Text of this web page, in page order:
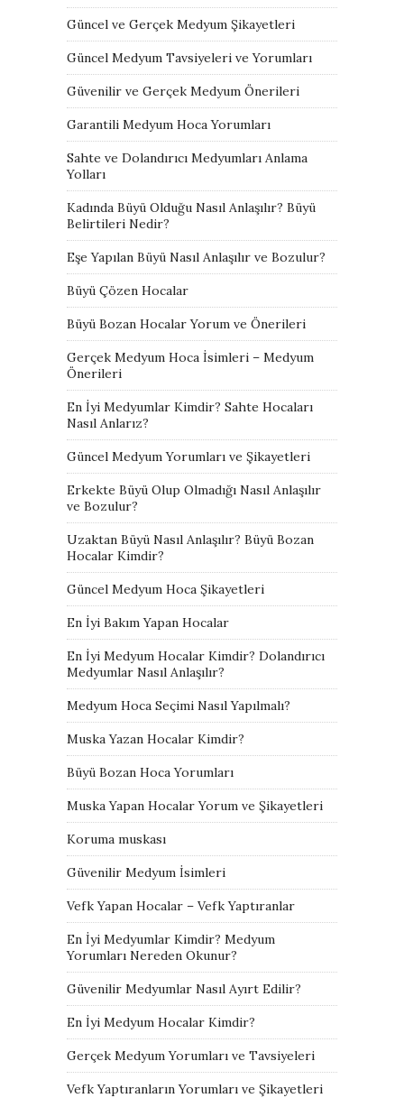
Güncel ve Gerçek Medyum Şikayetleri
Güncel Medyum Tavsiyeleri ve Yorumları
Güvenilir ve Gerçek Medyum Önerileri
Garantili Medyum Hoca Yorumları
Sahte ve Dolandırıcı Medyumları Anlama
Yolları
Kadında Büyü Olduğu Nasıl Anlaşılır? Büyü
Belirtileri Nedir?
Eşe Yapılan Büyü Nasıl Anlaşılır ve Bozulur?
Büyü Çözen Hocalar
Büyü Bozan Hocalar Yorum ve Önerileri
Gerçek Medyum Hoca İsimleri – Medyum
Önerileri
En İyi Medyumlar Kimdir? Sahte Hocaları
Nasıl Anlarız?
Güncel Medyum Yorumları ve Şikayetleri
Erkekte Büyü Olup Olmadığı Nasıl Anlaşılır
ve Bozulur?
Uzaktan Büyü Nasıl Anlaşılır? Büyü Bozan
Hocalar Kimdir?
Güncel Medyum Hoca Şikayetleri
En İyi Bakım Yapan Hocalar
En İyi Medyum Hocalar Kimdir? Dolandırıcı
Medyumlar Nasıl Anlaşılır?
Medyum Hoca Seçimi Nasıl Yapılmalı?
Muska Yazan Hocalar Kimdir?
Büyü Bozan Hoca Yorumları
Muska Yapan Hocalar Yorum ve Şikayetleri
Koruma muskası
Güvenilir Medyum İsimleri
Vefk Yapan Hocalar – Vefk Yaptıranlar
En İyi Medyumlar Kimdir? Medyum
Yorumları Nereden Okunur?
Güvenilir Medyumlar Nasıl Ayırt Edilir?
En İyi Medyum Hocalar Kimdir?
Gerçek Medyum Yorumları ve Tavsiyeleri
Vefk Yaptıranların Yorumları ve Şikayetleri